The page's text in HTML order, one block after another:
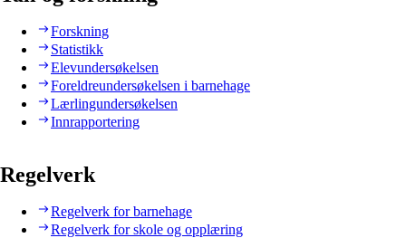
Forskning
Statistikk
Elevundersøkelsen
Foreldreundersøkelsen i barnehage
Lærlingundersøkelsen
Innrapportering
Regelverk
Regelverk for barnehage
Regelverk for skole og opplæring